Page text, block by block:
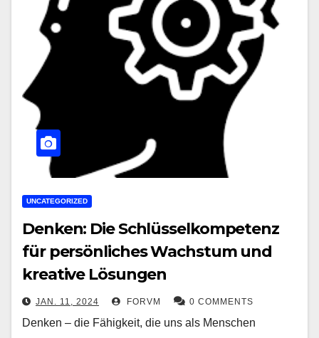
UNCATEGORIZED
Denken: Die Schlüsselkompetenz
für persönliches Wachstum und
kreative Lösungen
JAN. 11, 2024 FORVM 0 COMMENTS
Denken – die Fähigkeit, die uns als Menschen